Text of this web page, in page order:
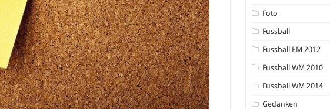
Foto
Fussball
Fussball EM 2012
Fussball WM 2010
Fussball WM 2014
Gedanken